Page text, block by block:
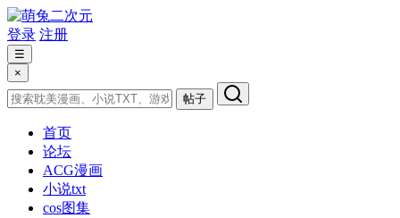
登录 注册
☰
×
帖子
首页
论坛
ACG漫画
小说txt
cos图集